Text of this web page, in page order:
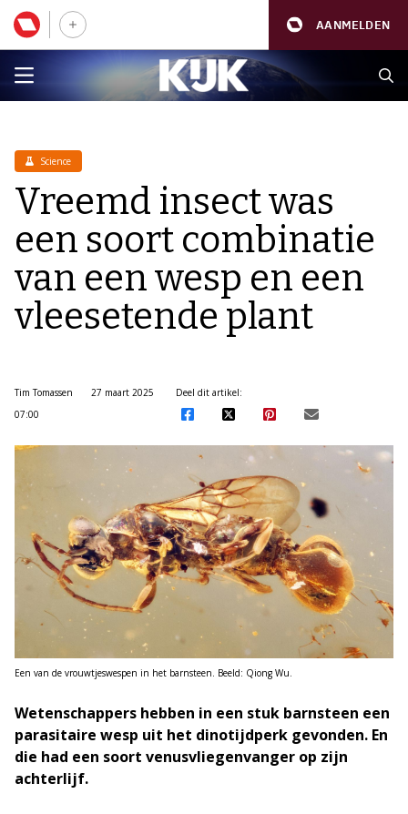
AANMELDEN
Science
Vreemd insect was
een soort combinatie
van een wesp en een
vleesetende plant
Tim Tomassen
27 maart 2025
07:00
Deel dit artikel:
Een van de vrouwtjeswespen in het barnsteen. Beeld: Qiong Wu.
Wetenschappers hebben in een stuk barnsteen een
parasitaire wesp uit het dinotijdperk gevonden. En
die had een soort venusvliegenvanger op zijn
achterlijf.